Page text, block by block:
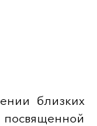
близких